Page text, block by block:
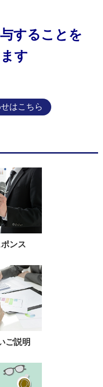
することを
す
はこちら
ンス
ご説明